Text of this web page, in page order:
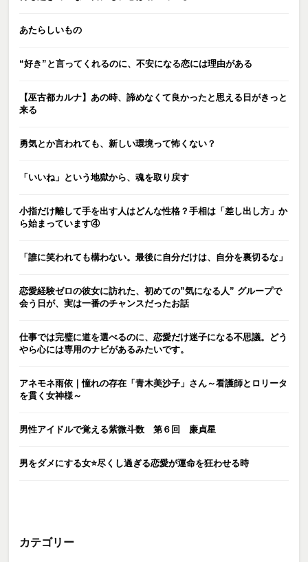
あたらしいもの
“好き”と言ってくれるのに、不安になる恋には理由がある
【巫古都カルナ】あの時、諦めなくて良かったと思える日がきっと
来る
勇気とか言われても、新しい環境って怖くない？
「いいね」という地獄から、魂を取り戻す
小指だけ離して手を出す人はどんな性格？手相は「差し出し方」か
ら始まっています④
「誰に笑われても構わない。最後に自分だけは、自分を裏切るな」
恋愛経験ゼロの彼女に訪れた、初めての”気になる人” グループで
会う日が、実は一番のチャンスだったお話
仕事では完璧に道を選べるのに、恋愛だけ迷子になる不思議。どう
やら心には専用のナビがあるみたいです。
アネモネ雨依｜憧れの存在「青木美沙子」さん～看護師とロリータ
を貫く女神様～
男性アイドルで覚える紫微斗数 第６回 廉貞星
男をダメにする女⭐️尽くし過ぎる恋愛が運命を狂わせる時
カテゴリー